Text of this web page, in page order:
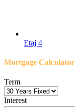
Etaj 4
Mortgage Calculator
Term
Interest